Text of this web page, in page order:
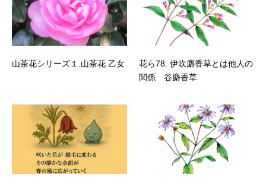
山茶花シリーズ１.山茶花 乙女
花ら78. 伊吹麝香草とは他人の
関係 谷麝香草